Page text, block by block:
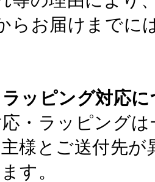
らお届けまでに
ッピング対応
・ラッピング
様とご送付先
す。